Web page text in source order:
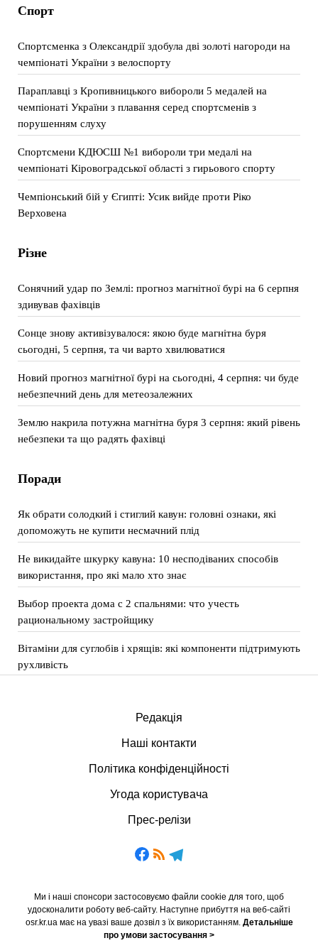
Спорт
Спортсменка з Олександрії здобула дві золоті нагороди на
чемпіонаті України з велоспорту
Параплавці з Кропивницького вибороли 5 медалей на
чемпіонаті України з плавання серед спортсменів з
порушенням слуху
Спортсмени КДЮСШ №1 вибороли три медалі на
чемпіонаті Кіровоградської області з гирьового спорту
Чемпіонський бій у Єгипті: Усик вийде проти Ріко
Верховена
Різне
Сонячний удар по Землі: прогноз магнітної бурі на 6 серпня
здивував фахівців
Сонце знову активізувалося: якою буде магнітна буря
сьогодні, 5 серпня, та чи варто хвилюватися
Новий прогноз магнітної бурі на сьогодні, 4 серпня: чи буде
небезпечний день для метеозалежних
Землю накрила потужна магнітна буря 3 серпня: який рівень
небезпеки та що радять фахівці
Поради
Як обрати солодкий і стиглий кавун: головні ознаки, які
допоможуть не купити несмачний плід
Не викидайте шкурку кавуна: 10 несподіваних способів
використання, про які мало хто знає
Выбор проекта дома с 2 спальнями: что учесть
рациональному застройщику
Вітаміни для суглобів і хрящів: які компоненти підтримують
рухливість
Редакція
Наші контакти
Політика конфіденційності
Угода користувача
Прес-релізи
Ми і наші спонсори застосовуємо файли cookie для того, щоб
удосконалити роботу веб-сайту. Наступне прибуття на веб-сайті
osr.kr.ua має на увазі ваше дозвіл з їх використанням. Детальніше
про умови застосування >